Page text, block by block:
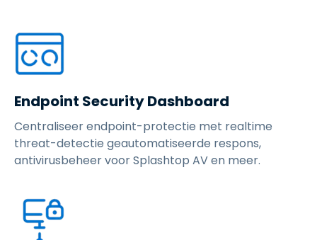
Endpoint Security Dashboard
Centraliseer endpoint-protectie met realtime
threat-detectie geautomatiseerde respons,
antivirusbeheer voor Splashtop AV en meer.